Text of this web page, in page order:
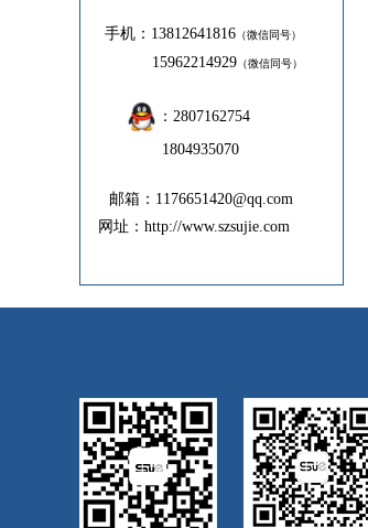
手机：13812641816 （微信同号）
15962214929 （微信同号）
：2807162754
1804935070
邮箱：1176651420@qq.com
网址：http://www.szsujie.com